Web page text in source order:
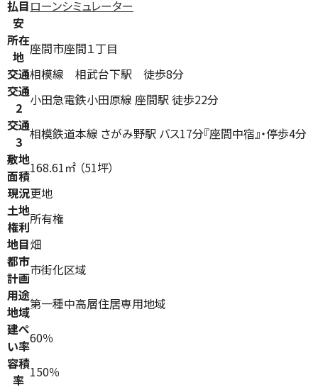
払目
安
ローンシミュレーター
所在
地 座間市座間１丁目
交通相模線 相武台下駅 徒歩8分
交通
2 小田急電鉄小田原線 座間駅 徒歩22分
交通
3 相模鉄道本線 さがみ野駅 バス17分『座間中宿』・停歩4分
敷地
面積168.61㎡ （51坪）
現況更地
土地
権利所有権
地目畑
都市
計画市街化区域
用途
地域第一種中高層住居専用地域
建ぺ
い率60％
容積
率 150％